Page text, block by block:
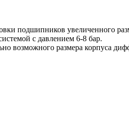
подшипников увеличенного
с давлением 6-8 бар.
возможного размера корпуса